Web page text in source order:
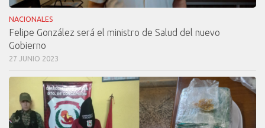
NACIONALES
Felipe González será el ministro de Salud del nuevo
Gobierno
27 JUNIO 2023